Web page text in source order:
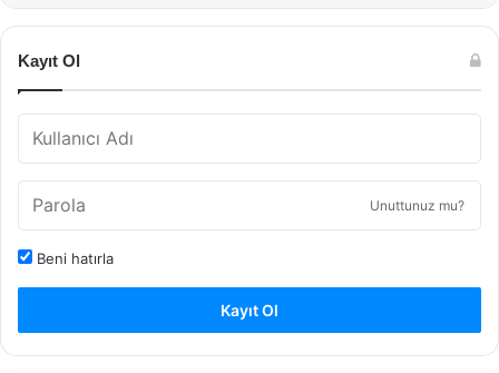
Kayıt Ol
Unuttunuz mu?
Beni hatırla
Kayıt Ol